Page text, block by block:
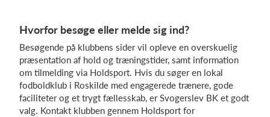
Hvorfor besøge eller melde sig ind?
Besøgende på klubbens sider vil opleve en overskuelig
præsentation af hold og træningstider, samt information
om tilmelding via Holdsport. Hvis du søger en lokal
fodboldklub i Roskilde med engagerede trænere, gode
faciliteter og et trygt fællesskab, er Svogerslev BK et godt
valg. Kontakt klubben gennem Holdsport for